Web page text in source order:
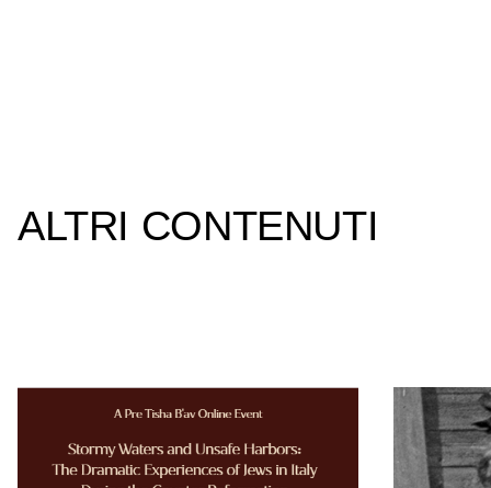
ALTRI CONTENUTI